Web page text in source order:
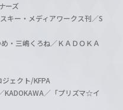
ーズ
ー・メディアワークス刊／S
・三嶋くろね／ＫＡＤＯＫＡ
ェクト/KFPA
KADOKAWA／「プリズマ☆イ